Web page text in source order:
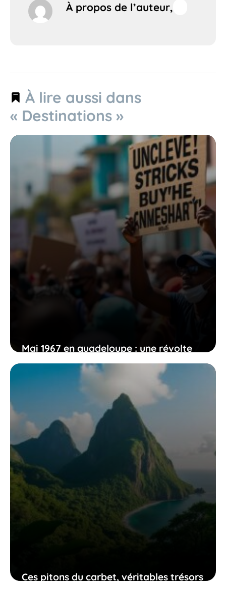
À propos de l’auteur,
À lire aussi dans
« Destinations »
Mai 1967 en guadeloupe : une révolte
sociale qui a tourné au drame, et
pourquoi cela devrait encore vous
toucher aujourd’hui
29 mai 2026
Ces pitons du carbet, véritables trésors